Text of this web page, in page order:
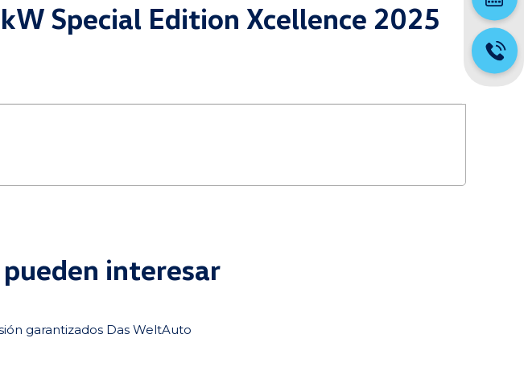
Special Edition Xcellence 2025
interesar
garantizados Das WeltAuto